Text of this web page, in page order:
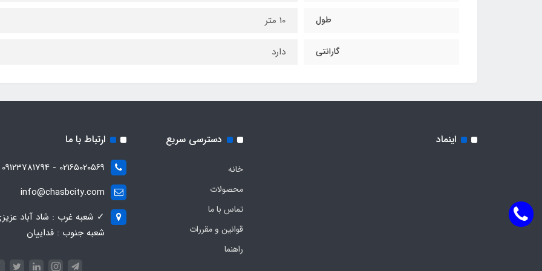
طول 10 متر
گارانتی دارد
اینماد دسترسی سریع
خانه
محصولات
تماس با ما
قوانین و مقررات
راهنما
ارتباط با ما
021۶۵۰۲۰۵۶۹ - 09123781794
info@chasbcity.com
✓ شعبه غرب : شاد آباد
شعبه جنوب : فداییان